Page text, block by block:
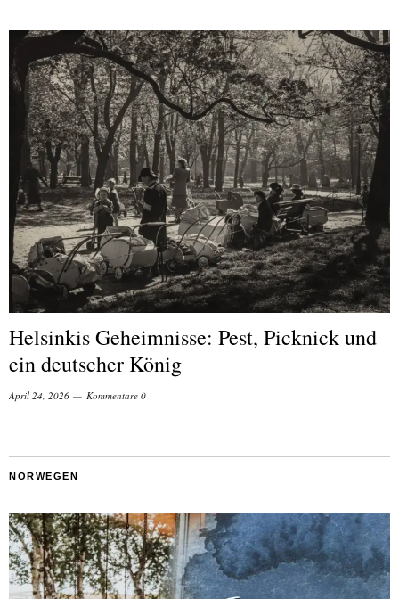
Helsinkis Geheimnisse: Pest, Picknick und
ein deutscher König
April 24, 2026 Kommentare 0
NORWEGEN